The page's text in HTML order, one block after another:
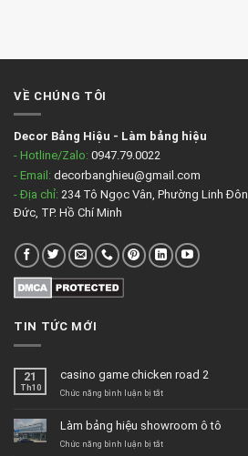
VỀ CHÚNG TÔI
Decor Bảng Hiệu - Làm bảng hiệu
- Hotline/Zalo: 0947.79.0022
- Email: decorbanghieu@gmail.com
- Địa chỉ: 234 Tô Ngọc Vân, Phường Linh
Đức, TP. Hồ Chí Minh
TIN TỨC MỚI
21
Th10
casino game chicken road 2
Chức năng bình luận bị tắtở
chicken
road
Làm bảng hiệu showroom ô tô
Chức năng bình luận bị tắtở